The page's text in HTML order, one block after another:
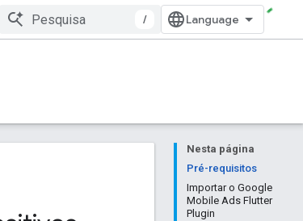
/
Nesta página
Pré-requisitos
Importar o Google
Mobile Ads Flutter
Plugin